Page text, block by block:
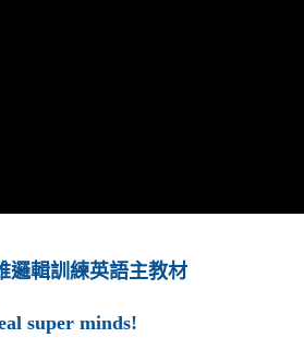
邏輯訓練英語主教材
super minds!